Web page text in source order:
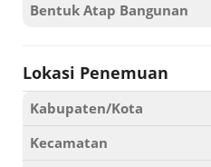
Bentuk Atap Bangunan
Lokasi Penemuan
Kabupaten/Kota
Kecamatan